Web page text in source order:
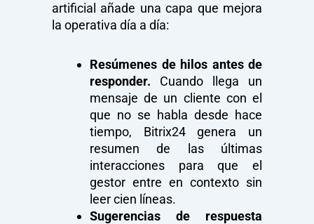
artificial añade una capa que mejora
la operativa día a día:
Resúmenes de hilos antes de
responder. Cuando llega un
mensaje de un cliente con el
que no se habla desde hace
tiempo, Bitrix24 genera un
resumen de las últimas
interacciones para que el
gestor entre en contexto sin
leer cien líneas.
Sugerencias de respuesta